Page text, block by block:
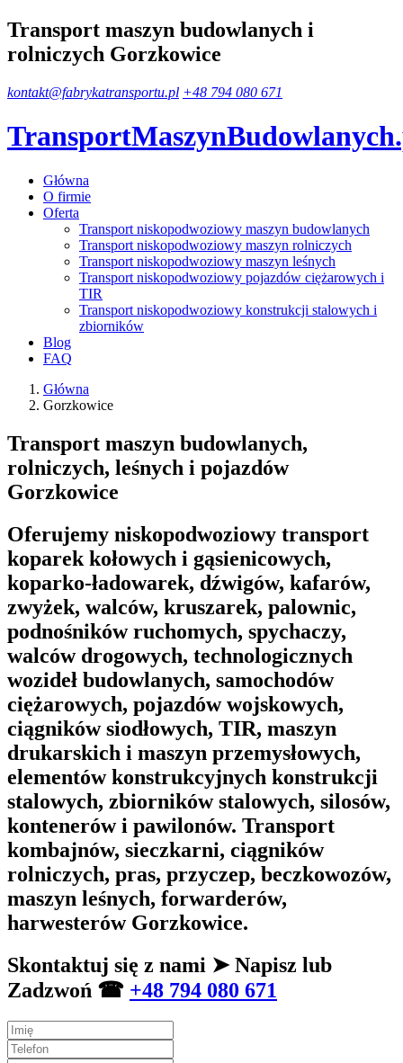
Transport maszyn budowlanych i
rolniczych Gorzkowice
kontakt@fabrykatransportu.pl +48 794 080 671
TransportMaszynBudowlanych
Główna
O firmie
Oferta
Transport niskopodwoziowy maszyn budowlanych
Transport niskopodwoziowy maszyn rolniczych
Transport niskopodwoziowy maszyn leśnych
Transport niskopodwoziowy pojazdów ciężarowych i
TIR
Transport niskopodwoziowy konstrukcji stalowych i
zbiorników
Blog
FAQ
Główna
Gorzkowice
Transport maszyn budowlanych,
rolniczych, leśnych i pojazdów
Gorzkowice
Oferujemy niskopodwoziowy transport
koparek kołowych i gąsienicowych,
koparko-ładowarek, dźwigów, kafarów,
zwyżek, walców, kruszarek, palownic,
podnośników ruchomych, spychaczy,
walców drogowych, technologicznych
wozideł budowlanych, samochodów
ciężarowych, pojazdów wojskowych,
ciągników siodłowych, TIR, maszyn
drukarskich i maszyn przemysłowych,
elementów konstrukcyjnych konstrukcji
stalowych, zbiorników stalowych, silosów,
kontenerów i pawilonów. Transport
kombajnów, sieczkarni, ciągników
rolniczych, pras, przyczep, beczkowozów,
maszyn leśnych, forwarderów,
harwesterów Gorzkowice.
Skontaktuj się z nami ➤ Napisz lub
Zadzwoń ☎ +48 794 080 671